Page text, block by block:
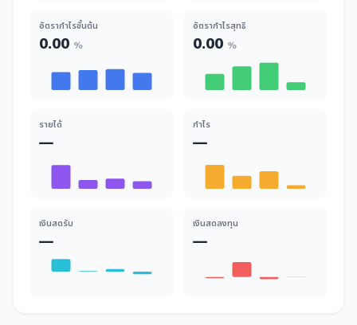
อัตรากำไรขั้นต้น
0.00 %
อัตรากำไรสุทธิ
0.00 %
รายได้
—
กำไร
—
เงินสดรับ
—
เงินสดลงทุน
—